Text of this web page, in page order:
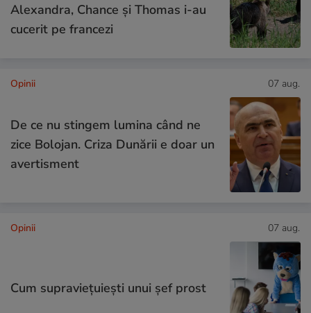
Alexandra, Chance și Thomas i-au
cucerit pe francezi
Opinii 07 aug.
De ce nu stingem lumina când ne
zice Bolojan. Criza Dunării e doar un
avertisment
Opinii 07 aug.
Cum supraviețuiești unui șef prost